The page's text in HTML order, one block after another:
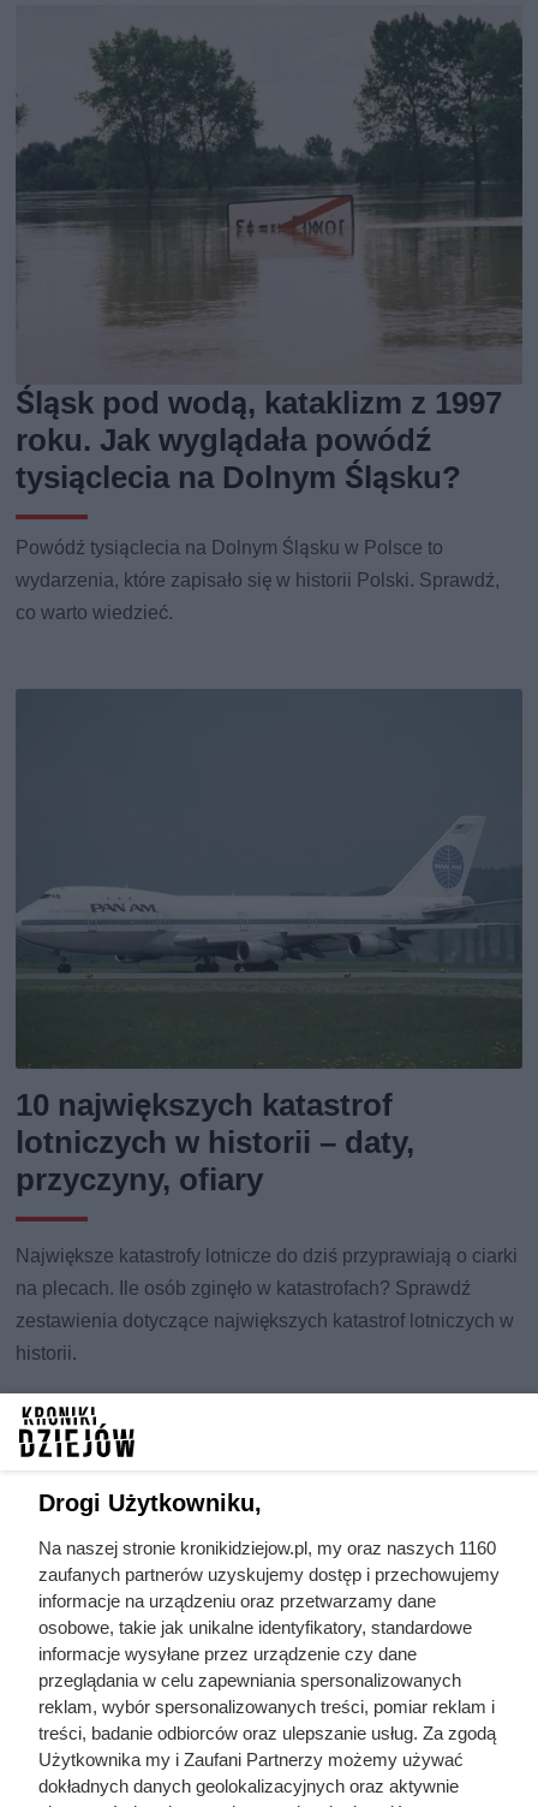
Śląsk pod wodą, kataklizm z 1997
roku. Jak wyglądała powódź
tysiąclecia na Dolnym Śląsku?
Powódź tysiąclecia na Dolnym Śląsku w Polsce to
wydarzenia, które zapisało się w historii Polski. Sprawdź,
co warto wiedzieć.
10 największych katastrof
lotniczych w historii – daty,
przyczyny, ofiary
Największe katastrofy lotnicze do dziś przyprawiają o ciarki
na plecach. Ile osób zginęło w katastrofach? Sprawdź
zestawienia dotyczące największych katastrof lotniczych w
historii.
Drogi Użytkowniku,
Na naszej stronie kronikidziejow.pl, my oraz naszych 1160
zaufanych partnerów uzyskujemy dostęp i przechowujemy
informacje na urządzeniu oraz przetwarzamy dane
osobowe, takie jak unikalne identyfikatory, standardowe
informacje wysyłane przez urządzenie czy dane
przeglądania w celu zapewniania spersonalizowanych
reklam, wybór spersonalizowanych treści, pomiar reklam i
treści, badanie odbiorców oraz ulepszanie usług. Za zgodą
Użytkownika my i Zaufani Partnerzy możemy używać
dokładnych danych geolokalizacyjnych oraz aktywnie